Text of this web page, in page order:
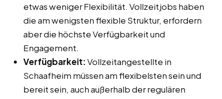
etwas weniger Flexibilität. Vollzeitjobs haben
die am wenigsten flexible Struktur, erfordern
aber die höchste Verfügbarkeit und
Engagement.
Verfügbarkeit:Vollzeitangestellte in
Schaafheim müssen am flexibelsten sein und
bereit sein, auch außerhalb der regulären